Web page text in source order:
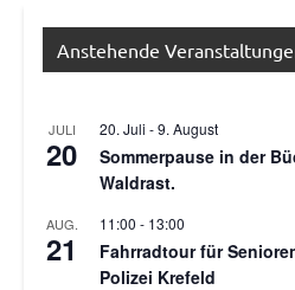
Allgemein
Anstehende
JULI
20
20. Juli -9. August
Sommerpause in der
Waldrast.
AUG.
21
11:00 - 13:00
Fahrradtour für
Polizei Krefeld